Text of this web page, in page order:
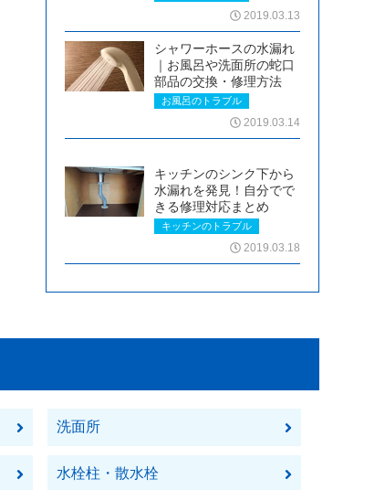
2019.03.13
シャワーホースの水漏れ
｜お風呂や洗面所の蛇口
部品の交換・修理方法
お風呂のトラブル
2019.03.14
キッチンのシンク下から
水漏れを発見！自分でで
きる修理対応まとめ
キッチンのトラブル
2019.03.18
洗面所
水栓柱・散水栓